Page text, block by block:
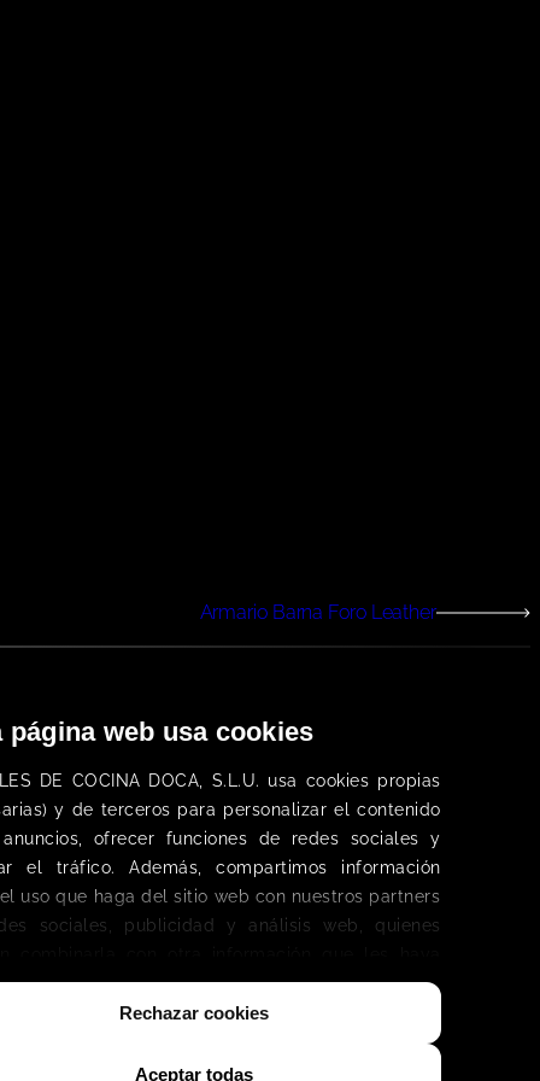
página web usa cookies
DE COCINA DOCA, S.L.U. usa cookies propias
y de terceros para personalizar el contenido
ofrecer funciones de redes sociales y
el tráfico. Además, compartimos información
uso que haga del sitio web con nuestros partners
sociales, publicidad y análisis web, quienes
o que hayan recopilado a partir del uso
hecho de sus servicios.
Rechazar cookies
Aceptar todas
Armario Barna Foro Leather
es lo que
la hora de adquirir
CONÓCENOS
Living
Armarios
Baños
EMPRESA
Naturaleza y Diseño
Doca World
Contacto